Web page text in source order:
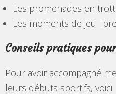
Les promenades en
Les moments de jeu
Conseils pratiques
Pour avoir accompagné
leurs débuts sportifs,